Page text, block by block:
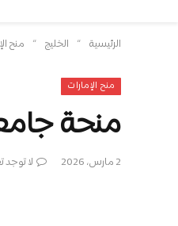
الرئيسية » الخليج » منح
منح الإمارات
منحة جامعة هيريوت وات
2 مارس، 2026 لا توجد